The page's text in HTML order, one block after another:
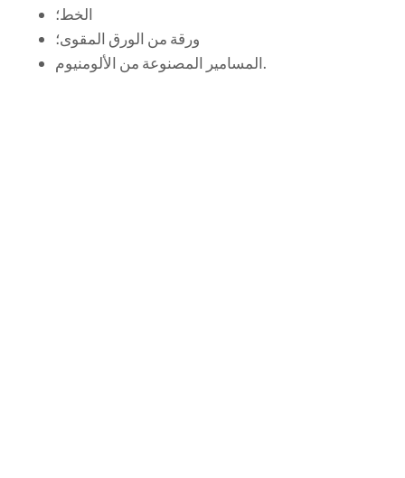
الخط؛
ورقة من الورق المقوى؛
المسامير المصنوعة من الألومنيوم.